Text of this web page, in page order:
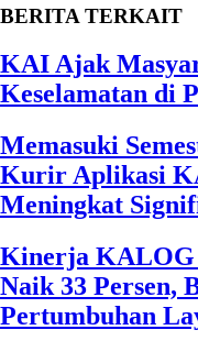
BERITA TERKAIT
KAI Ajak
Keselamatan di
Memasuki
Kurir Aplikasi
Meningkat
Kinerja KALOG
Naik 33 Persen,
Pertumbuhan